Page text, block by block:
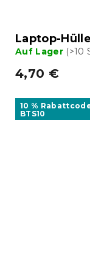
Laptop-
Auf Lager (>10
4,70 €
10 %
BTS10